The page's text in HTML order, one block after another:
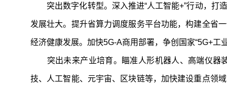
突出数字化转型。深入推进“人工智能+”行动，打
发展壮大。提升省算力调度服务平台功能，构建全省
经济健康发展。加快5G-A商用部署，争创国家“5G+
突出未来产业培育。瞄准人形机器人、高端仪器
技、人工智能、元宇宙、区块链等，加快建设重点领